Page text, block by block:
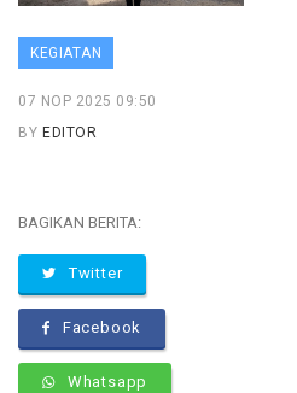
KEGIATAN
07 NOP 2025 09:50
BY EDITOR
BAGIKAN BERITA:
Twitter
Facebook
Whatsapp